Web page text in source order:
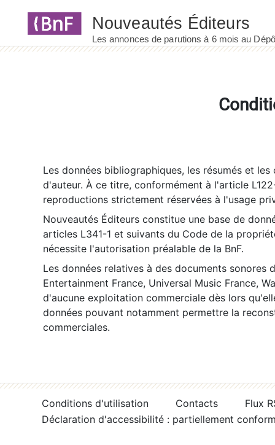
Les données bibliographiques, les résumés et
d'auteur. À ce titre, conformément à l'article
reproductions strictement réservées à l'usage
Nouveautés Éditeurs constitue une base de
articles L341-1 et suivants du Code de la
nécessite l'autorisation préalable de la BnF.
Les données relatives à des documents sonores
Entertainment France, Universal Music France,
d'aucune exploitation commerciale dès lors
données pouvant notamment permettre la
commerciales.
Conditions d'utilisation Contacts
Flux
Déclaration d'accessibilité : partiellement